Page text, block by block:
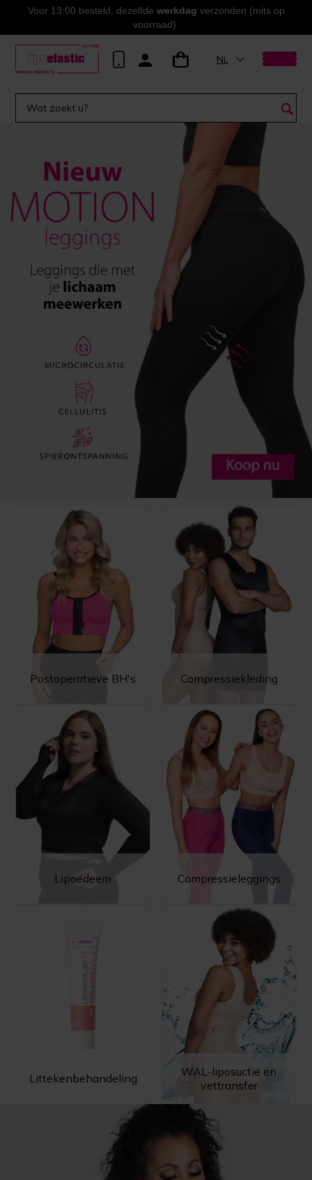
Voor 13:00 besteld, dezelfde werkdag verzonden (mits op
voorraad).
NL
Postoperatieve BH's Compressiekleding
Lipoedeem Compressieleggings
Littekenbehandeling
WAL-liposuctie en
vettransfer